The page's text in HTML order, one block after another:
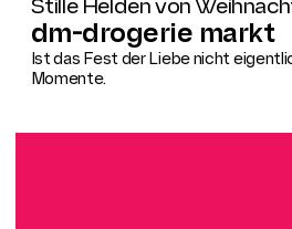
Stille Helden von
dm-drogerie markt
Ist das Fest der Liebe nicht
Momente.